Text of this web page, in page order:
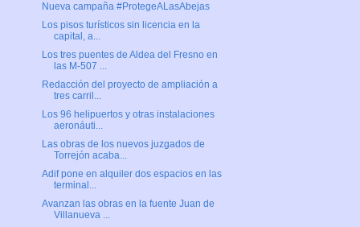
Nueva campaña #ProtegeALasAbejas
Los pisos turísticos sin licencia en la
capital, a...
Los tres puentes de Aldea del Fresno en
las M-507 ...
Redacción del proyecto de ampliación a
tres carril...
Los 96 helipuertos y otras instalaciones
aeronáuti...
Las obras de los nuevos juzgados de
Torrejón acaba...
Adif pone en alquiler dos espacios en las
terminal...
Avanzan las obras en la fuente Juan de
Villanueva ...